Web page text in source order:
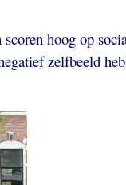
hoog op
zelfbeeld